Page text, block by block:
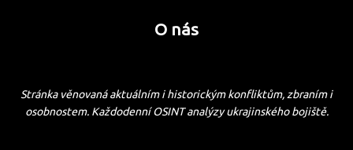
O nás
Stránka věnovaná aktuálním i historickým konfliktům, zbraním i
osobnostem. Každodenní OSINT analýzy ukrajinského bojiště.